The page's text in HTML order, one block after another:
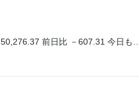
前日比 －607.31 今日も…